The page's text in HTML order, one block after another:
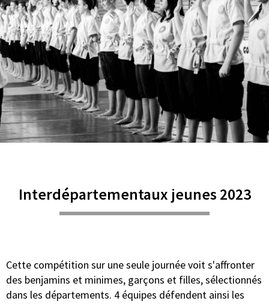
Interdépartementaux jeunes 2023
Cette compétition sur une seule journée voit s'affronter
des benjamins et minimes, garçons et filles, sélectionnés
dans les départements. 4 équipes défendent ainsi les